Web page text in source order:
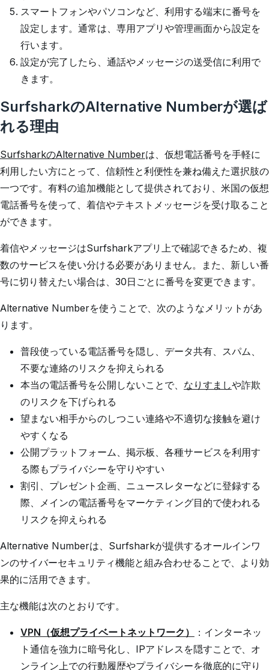
スマートフォンやパソコンなど、利用する端末に番号を
設定します。通常は、専用アプリや管理画面から設定を
行います。
設定が完了したら、通話やメッセージの送受信に利用で
きます。
SurfsharkのAlternative Numberが選ば
れる理由
SurfsharkのAlternative Numberは、仮想電話番号を手軽に
利用したい方にとって、信頼性と利便性を兼ね備えた選択肢の
一つです。有料の追加機能として提供されており、米国の仮想
電話番号を使って、着信やテキストメッセージを受け取ること
ができます。
着信やメッセージはSurfsharkアプリ上で確認できるため、複
数のサービスを使い分ける必要がありません。また、新しい番
号に切り替えたい場合は、30日ごとに番号を変更できます。
Alternative Numberを使うことで、次のようなメリットがあ
ります。
普段使っている電話番号を隠し、データ共有、スパム、
不要な連絡のリスクを抑えられる
本当の電話番号を公開しないことで、 なりすましや詐欺
のリスクを下げられる
望まない相手からのしつこい連絡や不適切な接触を避け
やすくなる
公開プラットフォーム、掲示板、各種サービスを利用す
る際もプライバシーを守りやすい
割引、プレゼント企画、ニュースレターなどに登録する
際、メインの電話番号をマーケティング目的で使われる
リスクを抑えられる
Alternative Numberは、Surfsharkが提供するオールインワ
ンのサイバーセキュリティ機能と組み合わせることで、より効
果的に活用できます。
主な機能は次のとおりです。
VPN（仮想プライベートネットワーク）
：インターネッ
ト通信を強力に暗号化し、IPアドレスを隠すことで、オ
ンライン上での行動履歴やプライバシーを徹底的に守り